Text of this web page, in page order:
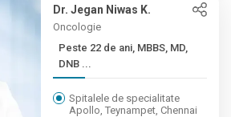
Dr. Jegan Niwas K.
Oncologie
Peste 22 de ani, MBBS, MD,
DNB ...
Spitalele de specialitate
Apollo, Teynampet, Chennai